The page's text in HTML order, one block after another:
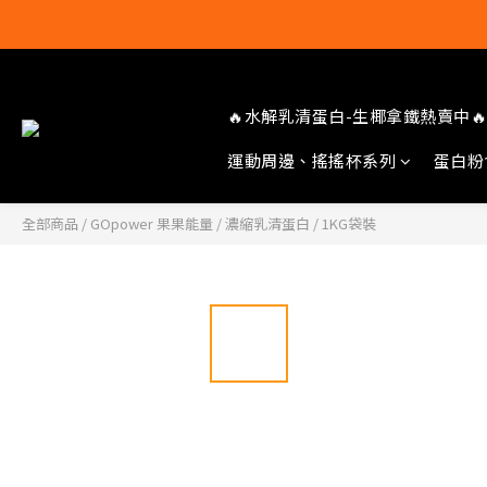
🔥水解乳清蛋白-生椰拿鐵熱賣中🔥
運動周邊、搖搖杯系列
蛋白
全部商品 / GOpower 果果能量 /濃縮乳清蛋白 /1KG袋裝